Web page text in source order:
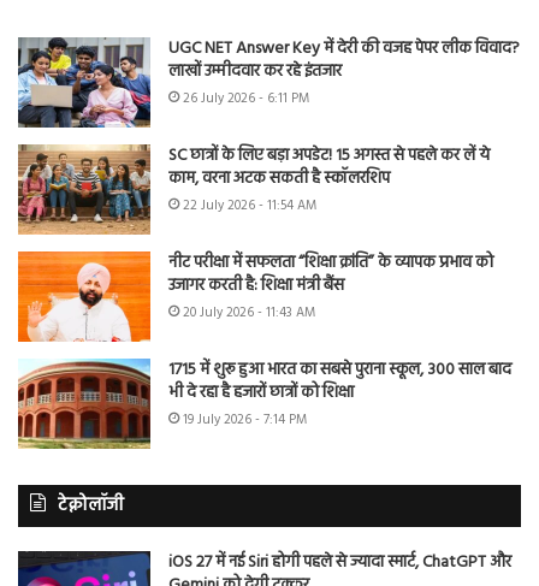
UGC NET Answer Key में देरी की वजह पेपर लीक विवाद?
लाखों उम्मीदवार कर रहे इंतजार
26 July 2026 - 6:11 PM
SC छात्रों के लिए बड़ा अपडेट! 15 अगस्त से पहले कर लें ये
काम, वरना अटक सकती है स्कॉलरशिप
22 July 2026 - 11:54 AM
नीट परीक्षा में सफलता “शिक्षा क्रांति” के व्यापक प्रभाव को
उजागर करती है: शिक्षा मंत्री बैंस
20 July 2026 - 11:43 AM
1715 में शुरू हुआ भारत का सबसे पुराना स्कूल, 300 साल बाद
भी दे रहा है हजारों छात्रों को शिक्षा
19 July 2026 - 7:14 PM
टेक्नोलॉजी
iOS 27 में नई Siri होगी पहले से ज्यादा स्मार्ट, ChatGPT और